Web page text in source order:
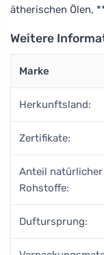
ätherischen Ölen,
Weitere
Marke
Herkunftsland:
Zertifikate:
Anteil natürlicher
Rohstoffe:
Duftursprung: